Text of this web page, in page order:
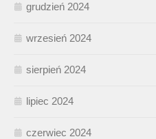
grudzień 2024
wrzesień 2024
sierpień 2024
lipiec 2024
czerwiec 2024